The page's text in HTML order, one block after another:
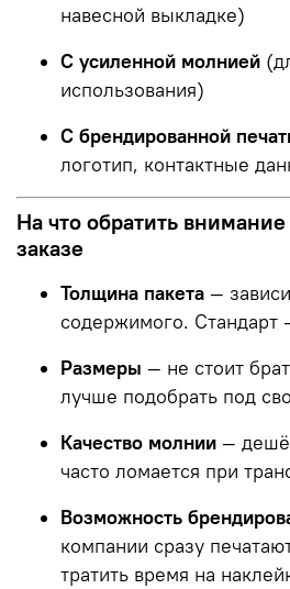
навесной выкладке)
С усиленной молнией
использования)
С брендированной
логотип, контактные
На что обратить
заказе
Толщина пакета —
содержимого.
Размеры — не стоит
лучше подобрать под
Качество молнии —
часто ломается при
Возможность
компании сразу
тратить время на